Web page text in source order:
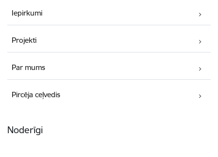
Iepirkumi
Projekti
Par mums
Pircēja ceļvedis
Noderīgi